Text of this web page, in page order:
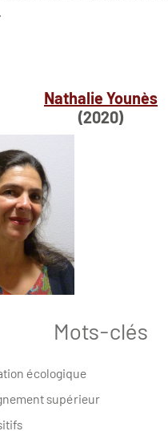
Nathalie Younès
(2020)
Mots-clés
écologique
supérieur